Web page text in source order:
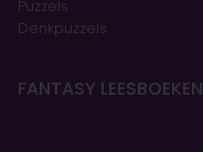
Puzzels
Denkpuzzels
FANTASY LEESBOEKEN